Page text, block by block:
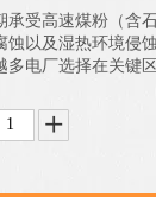
承受高速煤粉（含
蚀以及湿热环境侵
多电厂选择在关键